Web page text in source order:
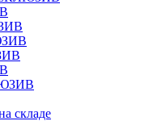
складе